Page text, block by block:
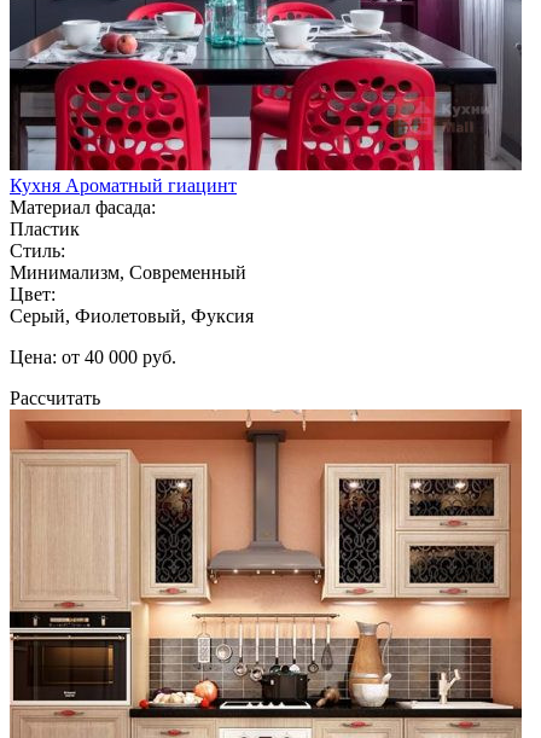
Кухня Ароматный гиацинт
Материал фасада:
Пластик
Стиль:
Минимализм, Современный
Цвет:
Серый, Фиолетовый, Фуксия
Цена: от 40 000 руб.
Рассчитать